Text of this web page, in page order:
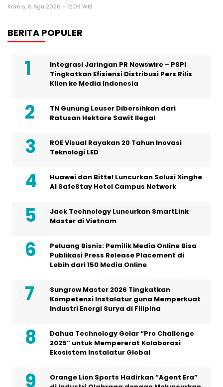
Kamis, 6 Agu 2026 - 12:08 WIB
BERITA POPULER
Integrasi Jaringan PR Newswire – PSPI
Tingkatkan Efisiensi Distribusi Pers Rilis
Klien ke Media Indonesia
TN Gunung Leuser Dibersihkan dari
Ratusan Hektare Sawit Ilegal
ROE Visual Rayakan 20 Tahun Inovasi
Teknologi LED
Huawei dan Bittel Luncurkan Solusi Xinghe
Al SafeStay Hotel Campus Network
Jack Technology Luncurkan SmartLink
Master di Vietnam
Peluang Bisnis: Pemilik Media Online Bisa
Publikasi Press Release Placement di
Lebih dari 150 Media Online
Sungrow Master 2026 Tingkatkan
Kompetensi Instalatur guna Memperkuat
Industri Energi Surya di Filipina
Dahua Technology Gelar “Pro Challenge
2025” untuk Mempererat Kolaborasi
Ekosistem Instalatur Global
Orange Lion Sports Hadirkan “Agent Era”